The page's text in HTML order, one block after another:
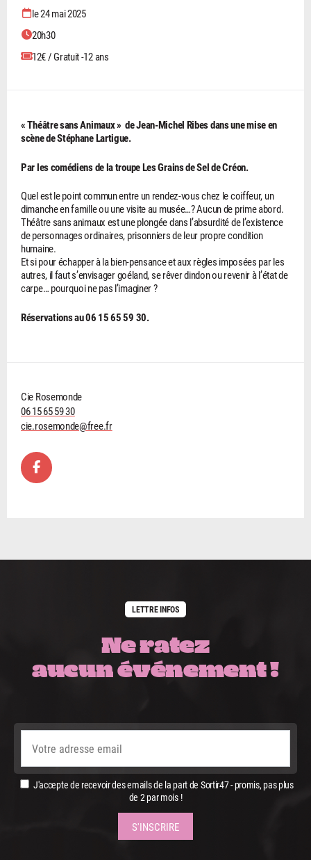
le 24 mai 2025
20h30
12€ / Gratuit -12 ans
« Théâtre sans Animaux » de Jean-Michel Ribes dans une mise en
scène de Stéphane Lartigue.
Par les comédiens de la troupe Les Grains de Sel de Créon.
Quel est le point commun entre un rendez-vous chez le coiffeur, un
dimanche en famille ou une visite au musée…? Aucun de prime abord.
Théâtre sans animaux est une plongée dans l’absurdité de l’existence
de personnages ordinaires, prisonniers de leur propre condition
humaine.
Et si pour échapper à la bien-pensance et aux règles imposées par les
autres, il faut s’envisager goéland, se rêver dindon ou revenir à l’état de
carpe… pourquoi ne pas l’imaginer ?
Réservations au 06 15 65 59 30.
Cie Rosemonde
06 15 65 59 30
cie.rosemonde@free.fr
LETTRE INFOS
Ne ratez
aucun événement !
J'accepte de recevoir des emails de la part de Sortir47 - promis, pas plus
de 2 par mois !